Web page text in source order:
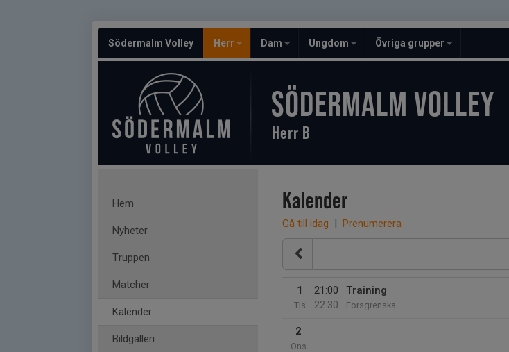
Södermalm Volley Herr Dam Ungdom Övriga grupper
SÖDERMALM VOLLEY
Herr B
Hem
Nyheter
Truppen
Matcher
Kalender
Bildgalleri
Kalender
Gå till idag | Prenumerera
1
Tis
21:00
22:30
Training
Forsgrenska
2
Ons